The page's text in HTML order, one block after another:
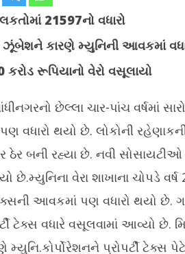
વધારો
એન્ડ ટુરિઝમ ફેરનો CMએ કરાવ્યો
23,
2025
21597નો વધારો
કારણે મ્યુનિની આવકમાં
કરોડ રૂપિયાનો વેરો વસૂલાયો
છેલ્લા ચાર-પાંચ વર્ષમાં
પણ વધારો થયો છે. લોકોની
ઠેર બની રહ્યા છે. નવી સોસાયટીઓ
છે.મ્યુનિના વેરા શાખાના ચોપડે
આવકમાં પણ વધારો થયો છે.
ટેક્સ વધારે વસૂલવામાં આવ્યો છે.
મ્યુનિ.કોર્પોરેશનને પ્રોપર્ટી